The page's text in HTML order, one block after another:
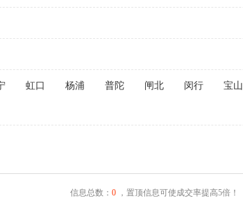
虹口 杨浦 普陀 闸北 闵行 宝山
信息总数： 0，置顶信息可使成交率提高5倍！